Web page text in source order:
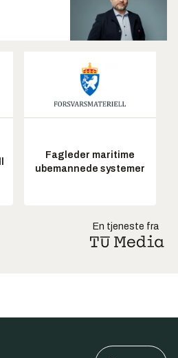
Fagleder maritime
ubemannede systemer
En tjeneste fra